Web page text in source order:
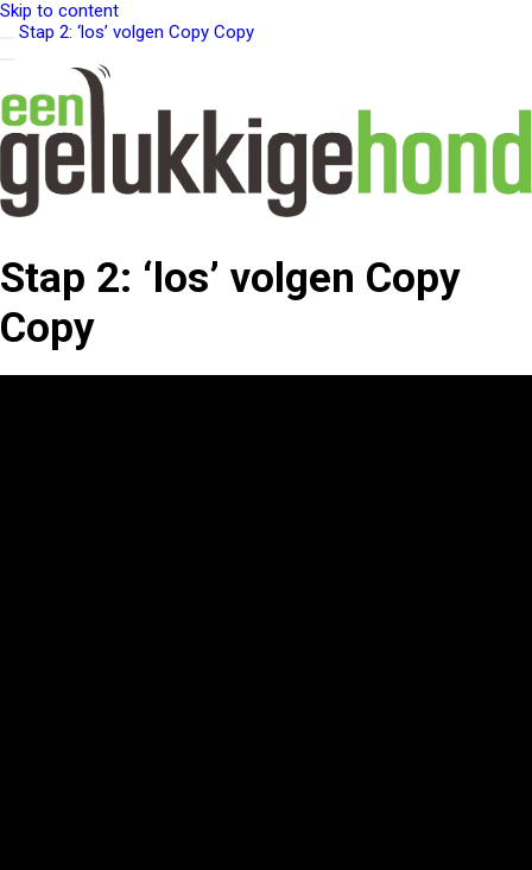
Skip to content
Stap 2: ‘los’ volgen Copy Copy
Stap 2: ‘los’ volgen Copy
Copy